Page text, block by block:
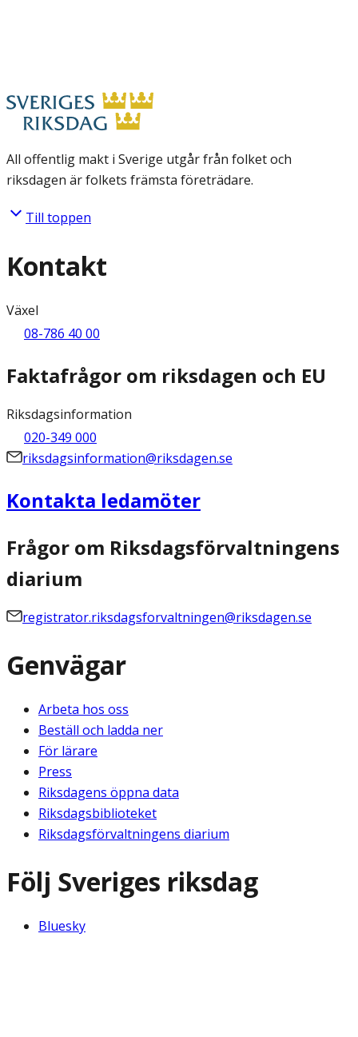
All offentlig makt i Sverige utgår från folket och
riksdagen är folkets främsta företrädare.
Till toppen
Kontakt
Växel
08-786 40 00
Faktafrågor om riksdagen och EU
Riksdagsinformation
020-349 000
riksdagsinformation@riksdagen.se
Kontakta ledamöter
Frågor om Riksdagsförvaltningens
diarium
registrator.riksdagsforvaltningen@riksdagen.se
Genvägar
Arbeta hos oss
Beställ och ladda ner
För lärare
Press
Riksdagens öppna data
Riksdagsbiblioteket
Riksdagsförvaltningens diarium
Följ Sveriges riksdag
Bluesky